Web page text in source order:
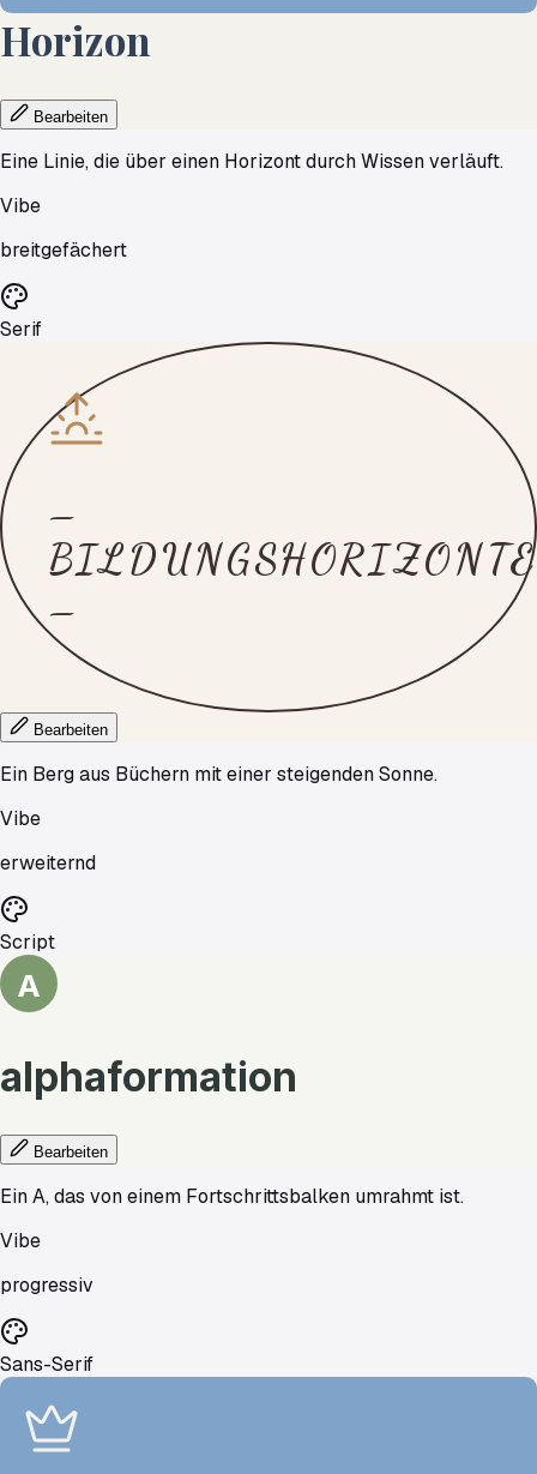
Horizon
Bearbeiten
Eine Linie, die über einen Horizont durch Wissen verläuft.
Vibe
breitgefächert
Serif
—
BILDUNGSHORIZONTE
—
Bearbeiten
Ein Berg aus Büchern mit einer steigenden Sonne.
Vibe
erweiternd
Script
A
alphaformation
Bearbeiten
Ein A, das von einem Fortschrittsbalken umrahmt ist.
Vibe
progressiv
Sans-Serif